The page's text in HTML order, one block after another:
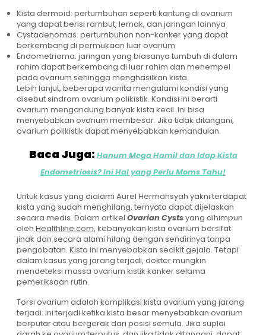
Kista dermoid: pertumbuhan seperti kantung di ovarium
yang dapat berisi rambut, lemak, dan jaringan lainnya
Cystadenomas: pertumbuhan non-kanker yang dapat
berkembang di permukaan luar ovarium
Endometrioma: jaringan yang biasanya tumbuh di dalam
rahim dapat berkembang di luar rahim dan menempel
pada ovarium sehingga menghasilkan kista.
Lebih lanjut, beberapa wanita mengalami kondisi yang
disebut sindrom ovarium polikistik. Kondisi ini berarti
ovarium mengandung banyak kista kecil. Ini bisa
menyebabkan ovarium membesar. Jika tidak ditangani,
ovarium polikistik dapat menyebabkan kemandulan.
Baca Juga: Hanum Mega Hamil dan Idap Kista
Endometriosis? Ini Hal yang Perlu Moms Tahu!
Untuk kasus yang dialami Aurel Hermansyah yakni terdapat
kista yang sudah menghilang, ternyata dapat dijelaskan
secara medis. Dalam artikel Ovarian Cystsyang dihimpun
oleh Healthline.com, kebanyakan kista ovarium bersifat
jinak dan secara alami hilang dengan sendirinya tanpa
pengobatan. Kista ini menyebabkan sedikit gejala. Tetapi
dalam kasus yang jarang terjadi, dokter mungkin
mendeteksi massa ovarium kistik kanker selama
pemeriksaan rutin.
Torsi ovarium adalah komplikasi kista ovarium yang jarang
terjadi. Ini terjadi ketika kista besar menyebabkan ovarium
berputar atau bergerak dari posisi semula. Jika suplai